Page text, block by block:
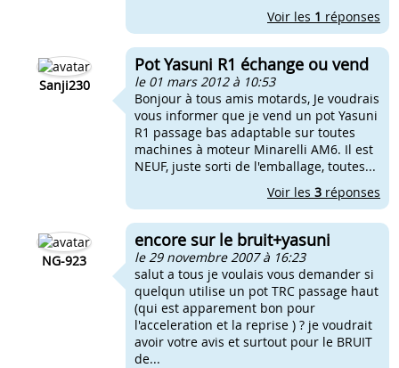
Voir les 1 réponses
Sanji230
Pot Yasuni R1 échange ou vend
le 01 mars 2012 à 10:53
Bonjour à tous amis motards, Je voudrais
vous informer que je vend un pot Yasuni
R1 passage bas adaptable sur toutes
machines à moteur Minarelli AM6. Il est
NEUF, juste sorti de l'emballage, toutes...
Voir les 3 réponses
NG-923
encore sur le bruit+yasuni
le 29 novembre 2007 à 16:23
salut a tous je voulais vous demander si
quelqun utilise un pot TRC passage haut
(qui est apparement bon pour
l'acceleration et la reprise ) ? je voudrait
avoir votre avis et surtout pour le BRUIT
de...